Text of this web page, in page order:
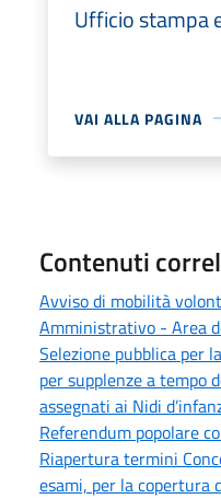
Ufficio stampa
VAI ALLA PAGINA
Contenuti
Avviso di mobilità
Amministrativo - Area
Selezione pubblica per
per supplenze a tempo
assegnati ai Nidi
Referendum popolare
Riapertura termini
esami, per la copertura